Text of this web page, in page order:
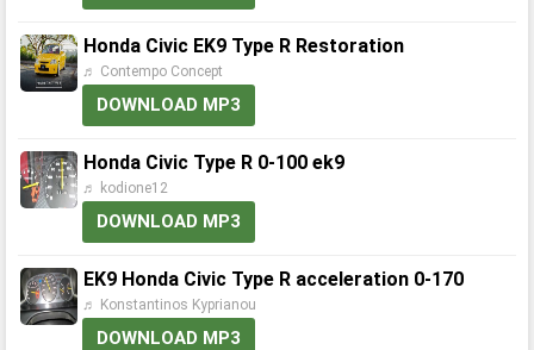
Honda Civic EK9 Type R Restoration
♬ Contempo Concept
DOWNLOAD MP3
Honda Civic Type R 0-100 ek9
♬ kodione12
DOWNLOAD MP3
EK9 Honda Civic Type R acceleration 0-170
♬ Konstantinos Kyprianou
DOWNLOAD MP3